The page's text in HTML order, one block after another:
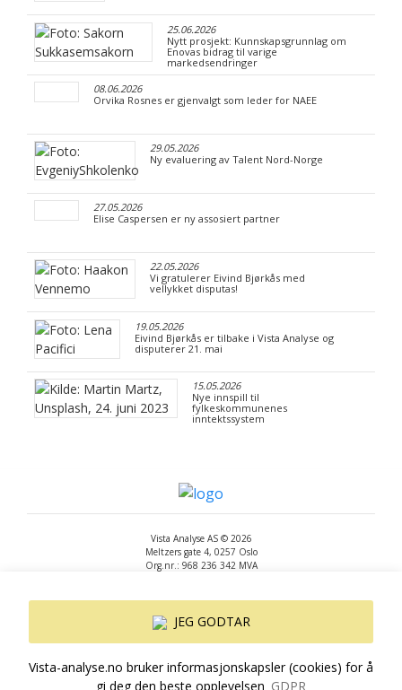
25.06.2026
Nytt prosjekt: Kunnskapsgrunnlag om
Enovas bidrag til varige
markedsendringer
08.06.2026
Orvika Rosnes er gjenvalgt som leder for NAEE
29.05.2026
Ny evaluering av Talent Nord-Norge
27.05.2026
Elise Caspersen er ny assosiert partner
22.05.2026
Vi gratulerer Eivind Bjørkås med
vellykket disputas!
19.05.2026
Eivind Bjørkås er tilbake i Vista Analyse og
disputerer 21. mai
15.05.2026
Nye innspill til
fylkeskommunenes
inntektssystem
Vista Analyse AS © 2026
Meltzers gate 4, 0257 Oslo
Org.nr.: 968 236 342 MVA
By
Version: 3.0.244
JEG GODTAR
Vista-analyse.no bruker informasjonskapsler (cookies) for å
gi deg den beste opplevelsen GDPR